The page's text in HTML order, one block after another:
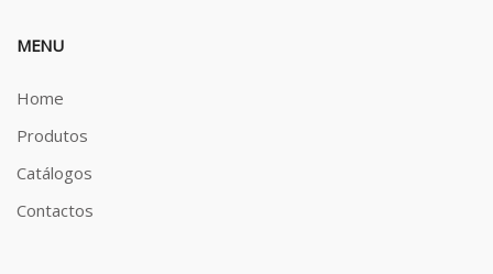
MENU
Home
Produtos
Catálogos
Contactos